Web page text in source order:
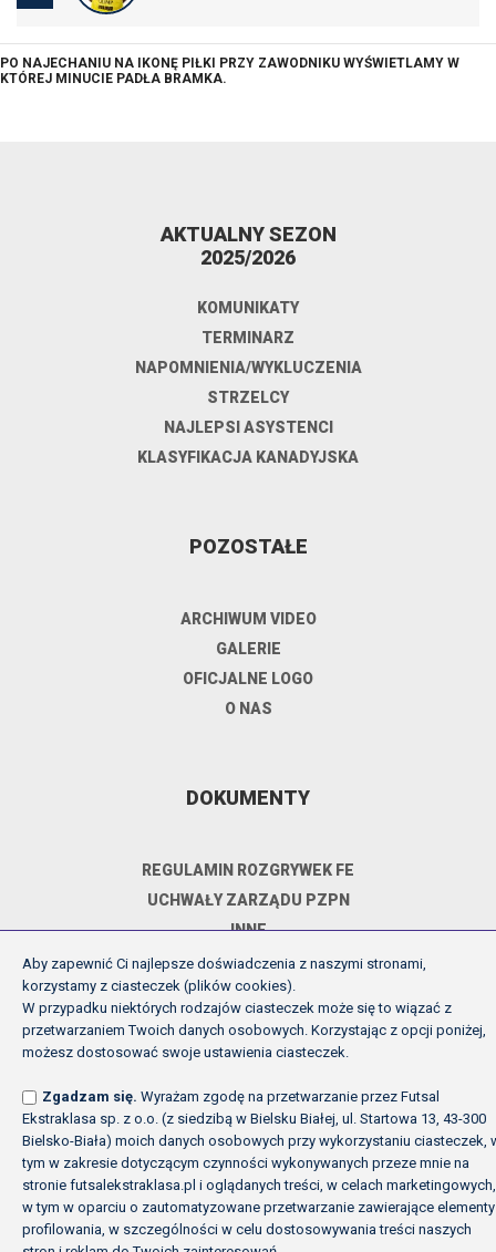
PO NAJECHANIU NA IKONĘ PIŁKI PRZY ZAWODNIKU WYŚWIETLAMY W
KTÓREJ MINUCIE PADŁA BRAMKA.
AKTUALNY SEZON
2025/2026
KOMUNIKATY
TERMINARZ
NAPOMNIENIA/WYKLUCZENIA
STRZELCY
NAJLEPSI ASYSTENCI
KLASYFIKACJA KANADYJSKA
POZOSTAŁE
ARCHIWUM VIDEO
GALERIE
OFICJALNE LOGO
O NAS
DOKUMENTY
REGULAMIN ROZGRYWEK FE
UCHWAŁY ZARZĄDU PZPN
INNE
POLITYKA PRYWATNOŚCI
Copyright (c) Futsal Ekstraklasa 2026
Aby zapewnić Ci najlepsze doświadczenia z naszymi stronami,
korzystamy z ciasteczek (plików cookies).
W przypadku niektórych rodzajów ciasteczek może się to wiązać z
przetwarzaniem Twoich danych osobowych. Korzystając z opcji poniżej,
możesz dostosować swoje ustawienia ciasteczek.
Zgadzam się. Wyrażam zgodę na przetwarzanie przez Futsal
Ekstraklasa sp. z o.o. (z siedzibą w Bielsku Białej, ul. Startowa 13, 43-300
Bielsko-Biała) moich danych osobowych przy wykorzystaniu ciasteczek,
tym w zakresie dotyczącym czynności wykonywanych przeze mnie na
stronie futsalekstraklasa.pl i oglądanych treści, w celach marketingowych,
w tym w oparciu o zautomatyzowane przetwarzanie zawierające elementy
profilowania, w szczególności w celu dostosowywania treści naszych